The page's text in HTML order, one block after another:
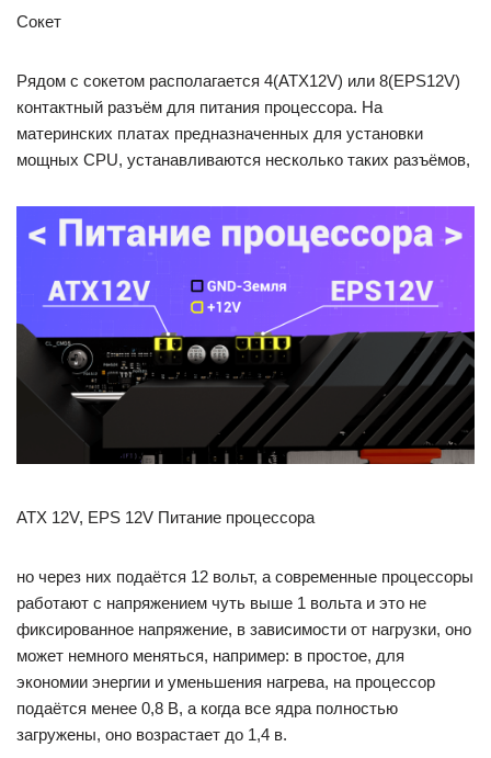
Сокет
Рядом с сокетом располагается 4(ATX12V) или 8(EPS12V)
контактный разъём для питания процессора. На
материнских платах предназначенных для установки
мощных CPU, устанавливаются несколько таких разъёмов,
ATX 12V, EPS 12V Питание процессора
но через них подаётся 12 вольт, а современные процессоры
работают с напряжением чуть выше 1 вольта и это не
фиксированное напряжение, в зависимости от нагрузки, оно
может немного меняться, например: в простое, для
экономии энергии и уменьшения нагрева, на процессор
подаётся менее 0,8 В, а когда все ядра полностью
загружены, оно возрастает до 1,4 в.